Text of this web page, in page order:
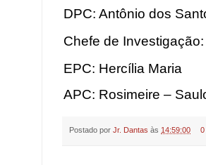
DPC: Antônio dos
Chefe de
EPC: Hercília Maria
APC: Rosimeire –
Postado por Jr. Dantas às 14:59:00 0